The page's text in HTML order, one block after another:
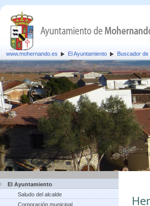
www.mohernando.es El Ayuntamiento Buscador de
El Ayuntamiento
Saludo del alcalde
Corporación municipal